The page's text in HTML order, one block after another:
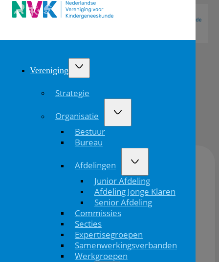
Vereniging
Strategie
Organisatie
Bestuur
Bureau
Afdelingen
Junior Afdeling
Afdeling Jonge Klaren
Senior Afdeling
Commissies
Secties
Expertisegroepen
Samenwerkingsverbanden
Werkgroepen
Inloggen is alleen mogelijk voor leden.